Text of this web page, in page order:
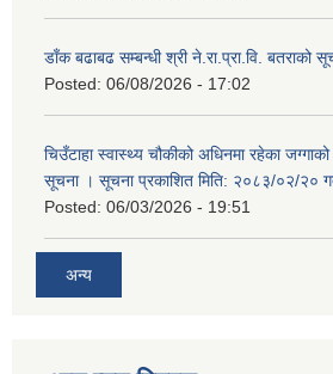
डाँक बढाबढ सम्बन्धी श्री ने.रा.प्रा.वि. बतराको
Posted: 06/08/2026 - 17:02
चिउँटाहा स्वास्थ्य चौकीको अधिनमा रहेका
सूचना । सूचना प्रकाशित मिति: २०८३/०२/२०
Posted: 06/03/2026 - 19:51
अन्य